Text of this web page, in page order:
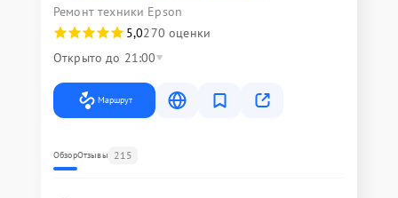
Ремонт техники Epson
5,0270 оценки
Открыто до 21:00
Маршрут
ОбзорОтзывы 215